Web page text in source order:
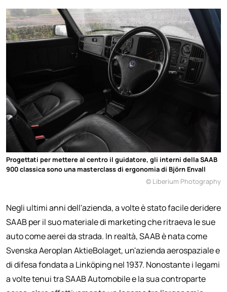
Progettati per mettere al centro il guidatore, gli interni della SAAB
900 classica sono una masterclass di ergonomia di Björn Envall
© Liberium Photography
Negli ultimi anni dell'azienda, a volte è stato facile deridere
SAAB per il suo materiale di marketing che ritraeva le sue
auto come aerei da strada. In realtà, SAAB è nata come
Svenska Aeroplan AktieBolaget, un'azienda aerospaziale e
di difesa fondata a Linköping nel 1937. Nonostante i legami
a volte tenui tra SAAB Automobile e la sua controparte